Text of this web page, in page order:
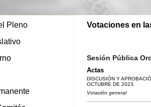
Votaciones en
Sesión Pública
Actas
DISCUSIÓN Y
OCTUBRE DE 2023.
Votación general